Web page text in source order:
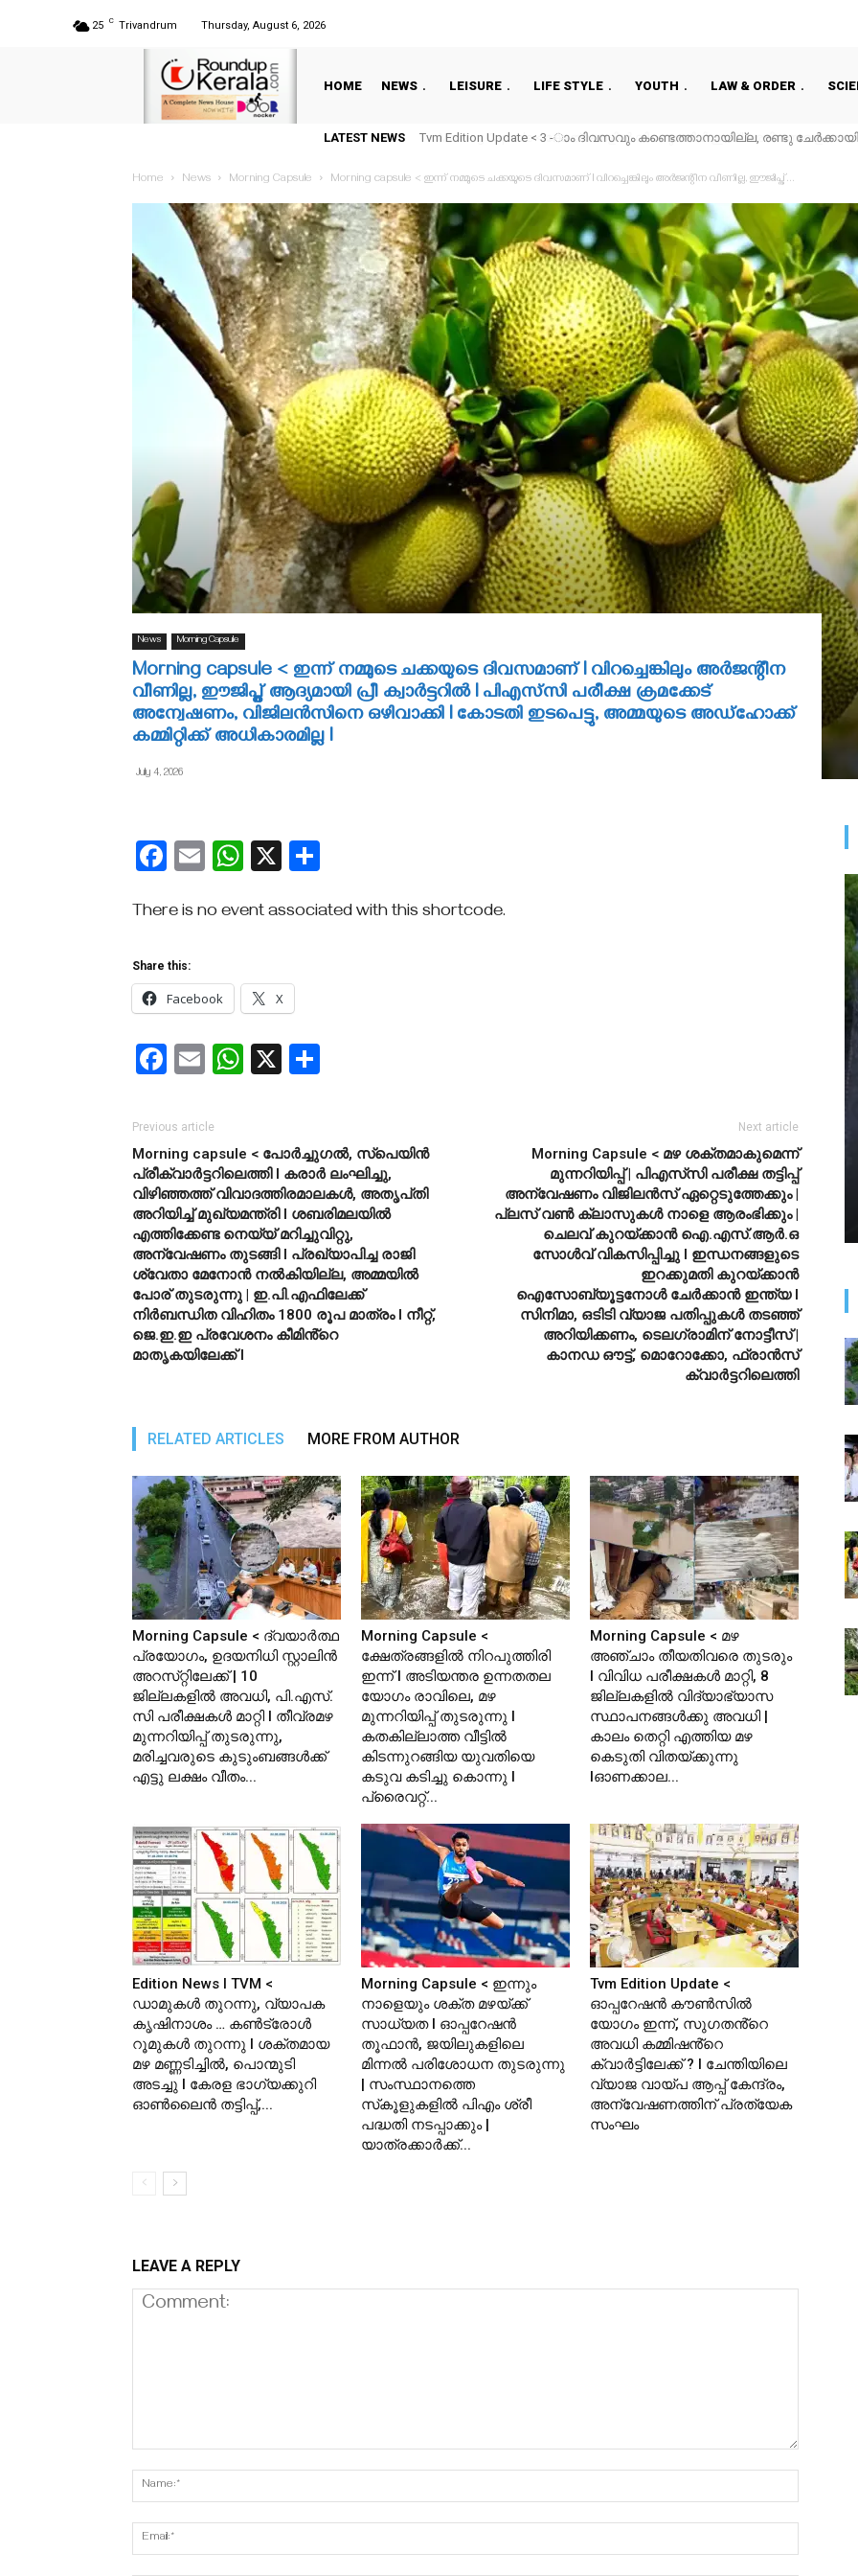
25 C Trivandrum Thursday, August 6, 2026
HOME NEWS LEISURE LIFE STYLE YOUTH LAW & ORDER
LATEST NEWS
Morning Capsule < ക്ഷേത്രങ്ങളിൽ നിറപുത്തിരി ഇന്ന് l അടിയന്തര ഉന്നതതല
Home
News Morning Capsule Morning capsule < ഇന്ന് നമ്മുടെ ചക്കയുടെ ദിവസമാണ് l വിറച്ചെങ്കിലും അർജന്റീന വീണില്ല, ഈജിപ്ത്...
News Morning Capsule
Morning capsule < ഇന്ന് നമ്മുടെ ചക്കയുടെ ദിവസമാണ് l വിറച്ചെങ്കിലും അർജന്റീന
വീണില്ല, ഈജിപ്ത് ആദ്യമായി പ്രീ ക്വാര്‍ട്ടറില്‍ I പിഎസ്‌സി പരീക്ഷ ക്രമക്കേട്
അന്വേഷണം, വിജിലൻസിനെ ഒഴിവാക്കി l കോടതി ഇടപെട്ടു, അമ്മയുടെ അഡ്ഹോക്ക്
കമ്മിറ്റിക്ക് അധികാരമില്ല I
July 4, 2026
Facebook
EmailWhatsApp
X
There is no event associated with this shortcode.
Share this:
Facebook X
Facebook
EmailWhatsApp
X
Previous article
Morning capsule < പോർച്ചുഗൽ, സ്പെയിൻ
പ്രീക്വാർട്ടറിലെത്തി l കരാർ ലംഘിച്ചു,
വിഴിഞ്ഞത്ത് വിവാദത്തിരമാലകൾ, അതൃപ്‌തി
അറിയിച്ച് മുഖ്യമന്ത്രി l ശബരിമലയിൽ
എത്തിക്കേണ്ട നെയ്യ് മറിച്ചുവിറ്റു,
അന്വേഷണം തുടങ്ങി l പ്രഖ്യാപിച്ച രാജി
ശ്വേതാ മേനോൻ നൽകിയില്ല, അമ്മയിൽ
പോര് തുടരുന്നു | ഇ.പി.എഫിലേക്ക്
നിർബന്ധിത വിഹിതം 1800 രൂപ മാത്രം l നീറ്റ്,
ജെ.ഇ.ഇ പ്രവേശനം കീമിൻ്റെ
മാതൃകയിലേക്ക് l
Next article
Morning Capsule < മഴ ശക്തമാകുമെന്ന്
മുന്നറിയിപ്പ് | പിഎസ്‌സി പരീക്ഷ തട്ടിപ്പ്
അന്വേഷണം വിജിലൻസ് ഏറ്റെടുത്തേക്കും |
പ്ലസ് വണ്‍ ക്ലാസുകള്‍ നാളെ ആരംഭിക്കും |
ചെലവ് കുറയ്ക്കാൻ ഐ.എസ്.ആർ.ഒ
സോള്‍വ് വികസിപ്പിച്ചു l ഇന്ധനങ്ങളുടെ
ഇറക്കുമതി കുറയ്ക്കാൻ
ഐസോബ്യൂട്ടനോള്‍ ചേര്‍ക്കാന്‍ ഇന്ത്യ l
സിനിമാ, ഒടിടി വ്യാജ പതിപ്പുകൾ തടഞ്ഞ്
അറിയിക്കണം, ടെലഗ്രാമിന് നോട്ടീസ് |
കാനഡ ഔട്ട്, മൊറോക്കോ, ഫ്രാൻസ്
ക്വാർട്ടറിലെത്തി
RELATED ARTICLES MORE FROM AUTHOR
Morning Capsule < ദ്വയാർത്ഥ
പ്രയോഗം, ഉദയനിധി സ്റ്റാലിൻ
അറസ്‌റ്റിലേക്ക് | 10
ജില്ലകളിൽ അവധി, പി.​​​എ​​​സ്.​​​
സി​​​ ​​​പ​​​രീ​​​ക്ഷ​​​ക​​​ൾ​​​ ​​​മാ​​​റ്റി I തീവ്രമഴ
മുന്നറിയിപ്പ് തുടരുന്നു,
മരിച്ചവരുടെ കുടുംബങ്ങൾക്ക്
എട്ടു ലക്ഷം വീതം...
Morning Capsule <
ക്ഷേത്രങ്ങളിൽ നിറപുത്തിരി
ഇന്ന് l അടിയന്തര ഉന്നതതല
യോഗം രാവിലെ, മഴ
മുന്നറിയിപ്പ് തുടരുന്നു I
കതകില്ലാത്ത വീട്ടില്‍
കിടന്നുറങ്ങിയ യുവതിയെ
കടുവ കടിച്ചു കൊന്നു l
പ്രൈവറ്റ്...
Morning Capsule < മഴ
അഞ്ചാം തീയതിവരെ തുടരും
I വിവിധ പരീക്ഷകൾ മാറ്റി, 8
ജില്ലകളിൽ വിദ്യാഭ്യാസ
സ്ഥാപനങ്ങള്‍ക്കു അവധി |
കാലം തെറ്റി എത്തിയ മഴ
കെടുതി വിതയ്ക്കുന്നു
lഓണക്കാല...
Edition News I TVM <
ഡാമുകൾ തുറന്നു, വ്യാപക
കൃഷിനാശം … കൺട്രോൾ
റൂമുകൾ തുറന്നു l ശക്തമായ
മഴ മണ്ണടിച്ചിൽ, പൊന്മുടി
അടച്ചു l കേരള ഭാഗ്യക്കുറി
ഓൺലൈൻ തട്ടിപ്പ്,...
Morning Capsule < ഇന്നും
നാളെയും ശക്ത മഴയ്ക്ക്
സാധ്യത I ഓപ്പറേഷൻ
തൂഫാൻ, ജയിലുകളിലെ
മിന്നൽ പരിശോധന തുടരുന്നു
| സംസ്ഥാനത്തെ
സ്‌കൂളുകളിൽ പിഎം ശ്രീ
പദ്ധതി നടപ്പാക്കും |
യാത്രക്കാര്‍ക്ക്...
Tvm Edition Update <
ഓപ്പറേഷൻ കൗൺസിൽ
യോഗം ഇന്ന്, സുഗതൻ്റെ
അവധി കമ്മിഷൻ്റെ
ക്വാർട്ടിലേക്ക് ? l ചേന്തിയിലെ
വ്യാജ വായ്പ ആപ്പ് കേന്ദ്രം,
അന്വേഷണത്തിന് പ്രത്യേക
സംഘം
LEAVE A REPLY